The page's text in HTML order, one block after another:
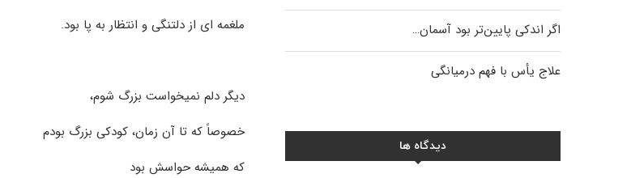
ملغمه ای از دلتنگی و انتظار به پا بود.
دیگر دلم نمیخواست بزرگ شوم،
خصوصاً که تا آن زمان، کودکی بزرگ بودم
که همیشه حواسش بود
اگر اندکی پایین‌تر بود آسمان…
علاج یأس با فهم درمیانگی
دیدگاه ها